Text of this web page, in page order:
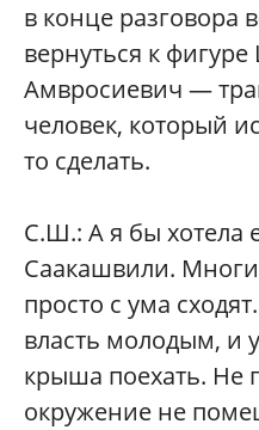
в конце разговора
вернуться к
Амвросиевич —
человек, который
то сделать.
С.Ш.: А я бы хотела
Саакашвили.
просто с ума
власть молодым, и
крыша поехать. Не
окружение не